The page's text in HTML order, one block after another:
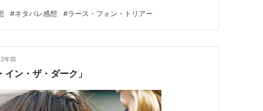
オランダ、 ノルウェー、アイスランド、スペイン、イギリス 奇
#ネタバレ感想 #ラース・フォン・トリアー
2年前
ン・ザ・ダーク」